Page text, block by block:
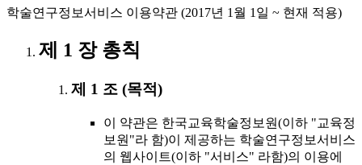
학술연구정보서비스 이용약관 (2017년 1월 1일 ~ 현재 적용)
제 1 장 총칙
제 1 조 (목적)
이 약관은 한국교육학술정보원(이하 "교육정
보원"라 함)이 제공하는 학술연구정보서비스
의 웹사이트(이하 "서비스" 라함)의 이용에